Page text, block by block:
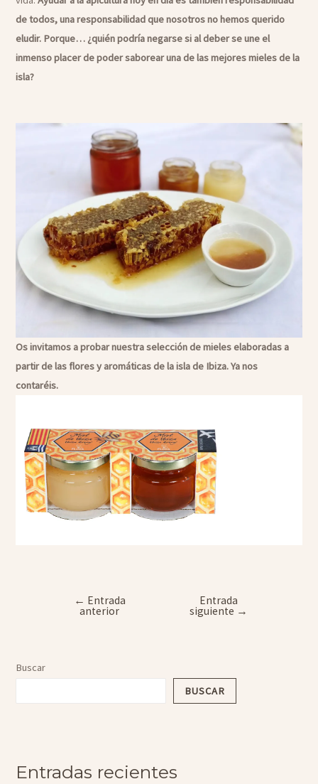
de todos, una responsabilidad que nosotros no hemos querido
eludir. Porque… ¿quién podría negarse si al deber se une el
inmenso placer de poder saborear una de las mejores mieles de la
isla?
Os invitamos a probar nuestra selección de mieles elaboradas a
partir de las flores y aromáticas de la isla de Ibiza. Ya nos
contaréis.
Navegación
← Entrada
anterior
Entrada
siguiente →
Buscar
BUSCAR
Entradas recientes